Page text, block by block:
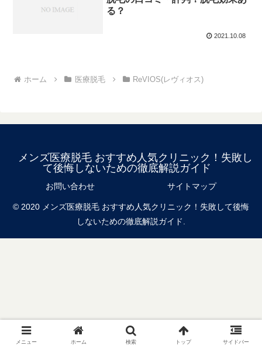
る？
2021.10.08
ホーム 医療脱毛 ReVIOS(レヴィオス)
メンズ医療脱毛 おすすめ人気クリニック！失敗し
て後悔しないための徹底解説ガイド
お問い合わせ サイトマップ
© 2020 メンズ医療脱毛 おすすめ人気クリニック！失敗して後悔
しないための徹底解説ガイド.
メニュー ホーム 検索 トップ サイドバー